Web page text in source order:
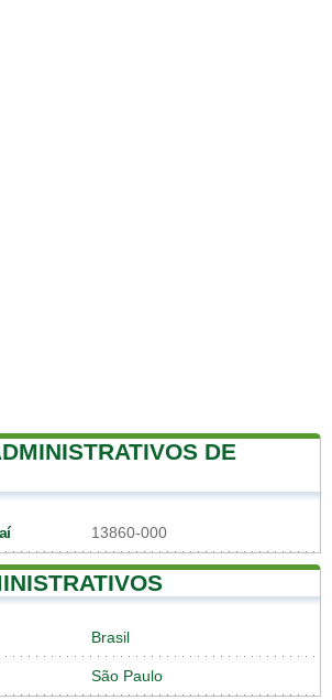
DE
13860-000
Brasil
São Paulo